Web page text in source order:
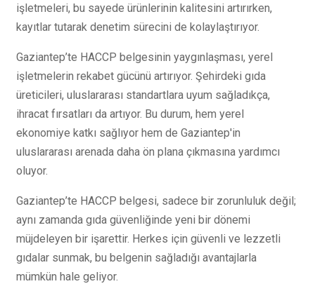
işletmeleri, bu sayede ürünlerinin kalitesini artırırken,
kayıtlar tutarak denetim sürecini de kolaylaştırıyor.
Gaziantep’te HACCP belgesinin yaygınlaşması, yerel
işletmelerin rekabet gücünü artırıyor. Şehirdeki gıda
üreticileri, uluslararası standartlara uyum sağladıkça,
ihracat fırsatları da artıyor. Bu durum, hem yerel
ekonomiye katkı sağlıyor hem de Gaziantep'in
uluslararası arenada daha ön plana çıkmasına yardımcı
oluyor.
Gaziantep’te HACCP belgesi, sadece bir zorunluluk değil;
aynı zamanda gıda güvenliğinde yeni bir dönemi
müjdeleyen bir işarettir. Herkes için güvenli ve lezzetli
gıdalar sunmak, bu belgenin sağladığı avantajlarla
mümkün hale geliyor.